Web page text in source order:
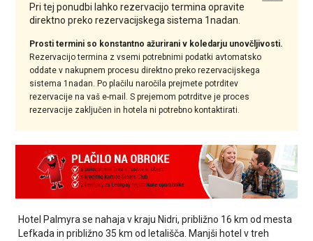
Pri tej ponudbi lahko rezervacijo termina opravite
direktno preko rezervacijskega sistema 1nadan.
Prosti termini so konstantno ažurirani v koledarju unovčljivosti.
Rezervacijo termina z vsemi potrebnimi podatki avtomatsko
oddate v nakupnem procesu direktno preko rezervacijskega
sistema 1nadan. Po plačilu naročila prejmete potrditev
rezervacije na vaš e-mail. S prejemom potrditve je proces
rezervacije zaključen in hotela ni potrebno kontaktirati.
Hotel Palmyra se nahaja v kraju Nidri, približno 16 km od mesta
Lefkada in približno 35 km od letališča. Manjši hotel v treh